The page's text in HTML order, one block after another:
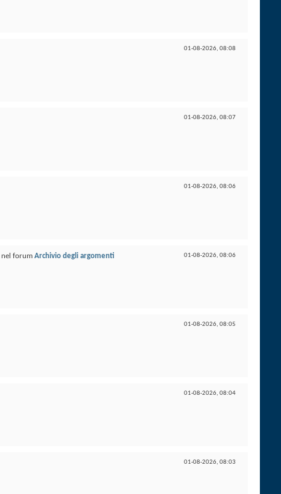
01-08-2026, 08:08
01-08-2026, 08:07
01-08-2026, 08:06
01-08-2026, 08:06
nel forum Archivio degli argomenti
01-08-2026, 08:05
01-08-2026, 08:04
01-08-2026, 08:03